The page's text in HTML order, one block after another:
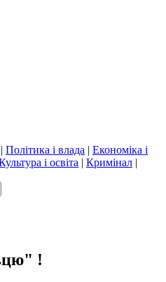
Політика і влада | Економіка і
і освіта | Кримінал |
!